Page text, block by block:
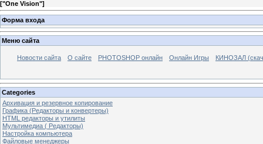
["One Vision"]
Форма входа
Меню сайта
Новости сайта О сайте PHOTOSHOP онлайн Онлайн Игры КИНОЗАЛ
Categories
Архивация и резервное копирование
Графика (Редакторы и конвертеры)
HTML редакторы и утилиты
Мультимедиа ( Редакторы)
Настройка компьютера
Файловые менеджеры